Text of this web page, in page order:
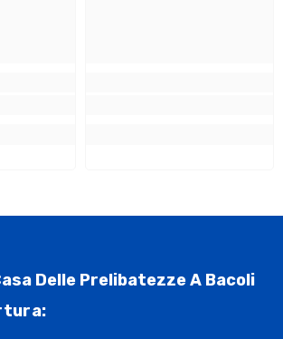
Delle Prelibatezze A Bacoli